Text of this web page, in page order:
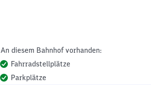
An diesem Bahnhof vorhanden:
Fahrradstellplätze
Parkplätze